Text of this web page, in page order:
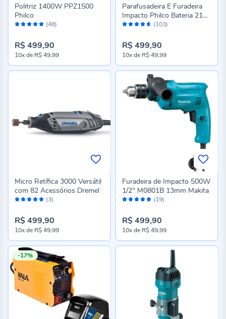
Avaliação: (48)
Politriz 1400W PPZ1500
Philco
R$ 499,90
10xde R$ 49,99
Avaliação: (103)
Parafusadeira E Furadeira
Impacto Philco Bateria 21V
Ppf21mf - Bivolt
R$ 499,90
10xde R$ 49,99
Avaliação: (3)
Micro Retífica 3000 Versátil
com 82 Acessórios Dremel
R$ 499,90
10xde R$ 49,99
Avaliação: (19)
Furadeira de Impacto 500W
1/2" M0801B 13mm Makita
R$ 499,90
10xde R$ 49,99
-17%